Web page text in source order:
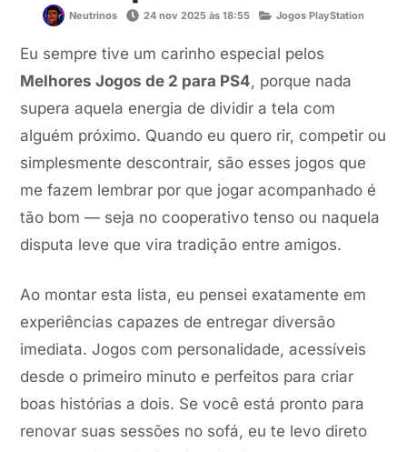
Neutrinos 24 nov 2025 às 18:55 Jogos PlayStation
Eu sempre tive um carinho especial pelos
Melhores Jogos de 2 para PS4, porque nada
supera aquela energia de dividir a tela com
alguém próximo. Quando eu quero rir, competir ou
simplesmente descontrair, são esses jogos que
me fazem lembrar por que jogar acompanhado é
tão bom — seja no cooperativo tenso ou naquela
disputa leve que vira tradição entre amigos.
Ao montar esta lista, eu pensei exatamente em
experiências capazes de entregar diversão
imediata. Jogos com personalidade, acessíveis
desde o primeiro minuto e perfeitos para criar
boas histórias a dois. Se você está pronto para
renovar suas sessões no sofá, eu te levo direto